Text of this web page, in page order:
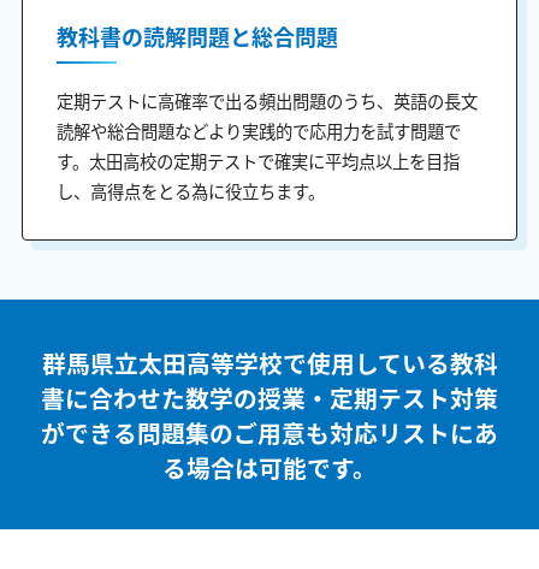
教科書の読解問題と総合問題
定期テストに高確率で出る頻出問題のうち、英語の長文
読解や総合問題などより実践的で応用力を試す問題で
す。太田高校の定期テストで確実に平均点以上を目指
し、高得点をとる為に役立ちます。
群馬県立太田高等学校で使用している教科
書に合わせた数学の授業・定期テスト対策
ができる問題集のご用意も対応リストにあ
る場合は可能です。